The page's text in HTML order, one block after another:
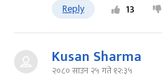
Reply 13
Kusan Sharma
२०८० साउन २५ गते १२:३५